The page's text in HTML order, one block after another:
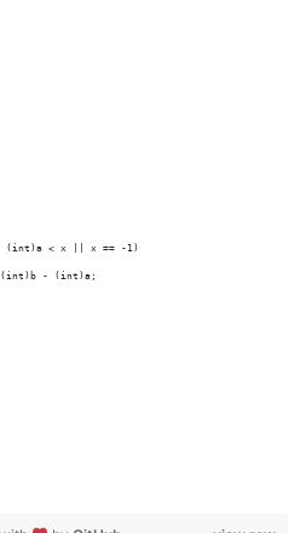
(int)a < x || x == -1)
(int)b - (int)a;